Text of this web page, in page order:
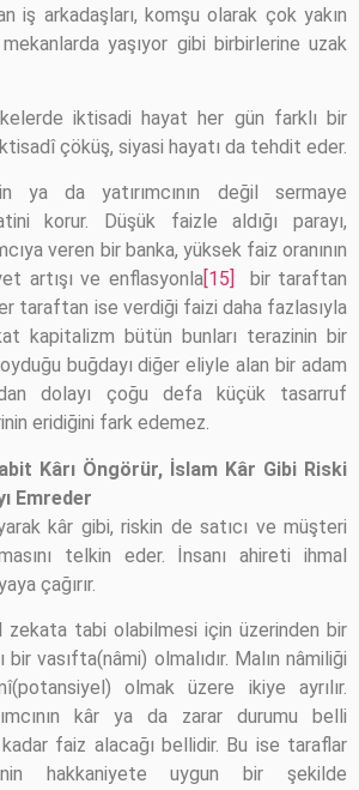
iş arkadaşları, komşu olarak çok yakın
yaşıyor gibi birbirlerine uzak
iktisadi hayat her gün farklı bir
çöküş, siyasi hayatı da tehdit eder.
ya da yatırımcının değil sermaye
korur. Düşük faizle aldığı parayı,
veren bir banka, yüksek faiz oranının
artışı ve enflasyonla[15]
bir taraftan
taraftan ise verdiği faizi daha fazlasıyla
kapitalizm bütün bunları terazinin bir
buğdayı diğer eliyle alan bir adam
dolayı çoğu defa küçük tasarruf
eridiğini fark edemez.
Kârı Öngörür, İslam Kâr Gibi Riski
Emreder
kâr gibi, riskin de satıcı ve müşteri
telkin eder. İnsanı ahireti ihmal
çağırır.
zekata tabi olabilmesi için üzerinden bir
vasıfta(nâmi) olmalıdır. Malın nâmiliği
olmak üzere ikiye ayrılır.
kâr ya da zarar durumu belli
faiz alacağı bellidir. Bu ise taraflar
hakkaniyete uygun bir şekilde